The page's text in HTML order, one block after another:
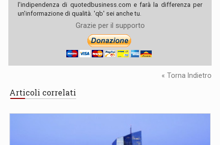
l'indipendenza di quotedbusiness.com e farà la differenza per
un'informazione di qualità. 'qb' sei anche tu.
Grazie per il supporto
« Torna Indietro
Articoli correlati